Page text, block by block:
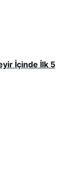
İçinde İlk 5